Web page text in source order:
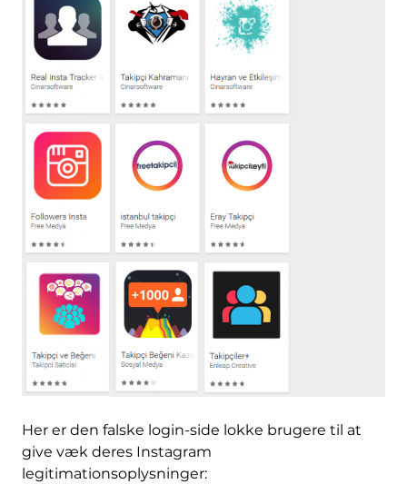
Her er den falske login-side lokke brugere til at
give væk deres Instagram
legitimationsoplysninger: